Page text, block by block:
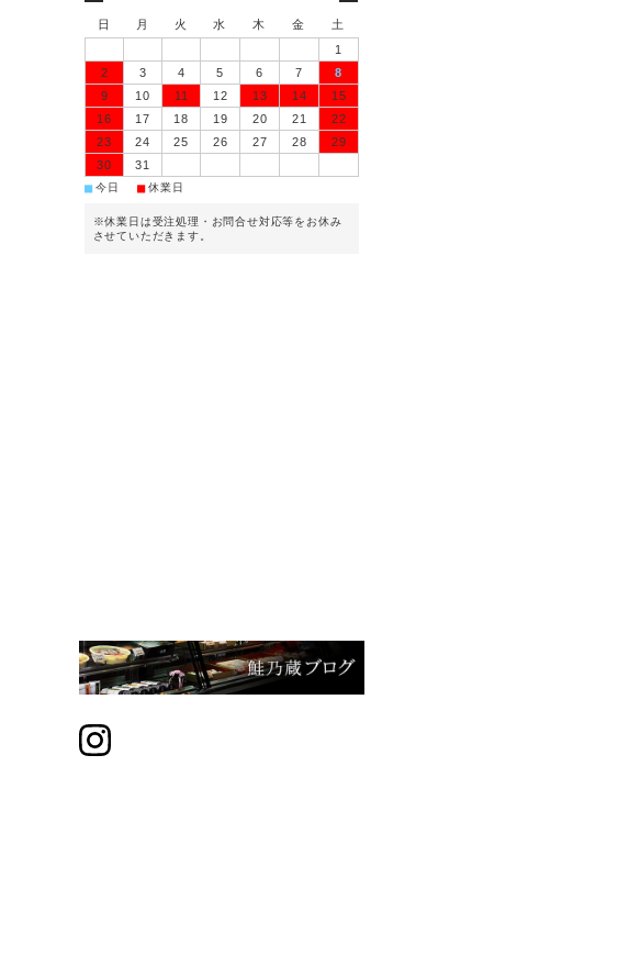
日 月 火 水 木 金
土
1
2
3 4 5 6 7
8
9
10 11 12 13 14
15
16
17 18 19 20 21
22
23
24 25 26 27 28
29
30
31
■今日 ■ 休業日
※休業日は受注処理・お問合せ対応等をお休み
させていただきます。